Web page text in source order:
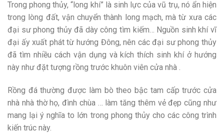
Trong phong thủy, “long khí” là sinh lực của vũ trụ, nó ẩn hiện
trong lòng đất, vận chuyển thành long mạch, mà từ xưa các
đại sư phong thủy đã dày công tìm kiếm… Nguồn sinh khí vĩ
đại ấy xuất phát từ hướng Đông, nên các đại sư phong thủy
đã tìm nhiều cách vận dụng và kích thích sinh khí ở hướng
này như đặt tượng rồng trước khuôn viên cửa nhà .
Rồng đá thường được làm bò theo bậc tam cấp trước cửa
nhà nhà thờ họ, đình chùa … làm tăng thêm vẻ đẹp cũng như
mang lại ý nghĩa to lớn trong phong thủy cho các công trình
kiến trúc này.